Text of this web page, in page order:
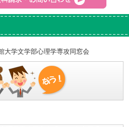
大学文学部心理学専攻同窓会